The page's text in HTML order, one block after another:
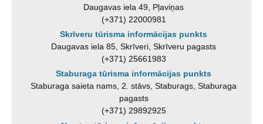
Daugavas iela 49, Pļaviņas
(+371) 22000981
Skrīveru tūrisma informācijas punkts
Daugavas iela 85, Skrīveri, Skrīveru pagasts
(+371) 25661983
Staburaga tūrisma informācijas punkts
Staburaga saieta nams, 2. stāvs, Staburags, Staburaga
pagasts
(+371) 29892925